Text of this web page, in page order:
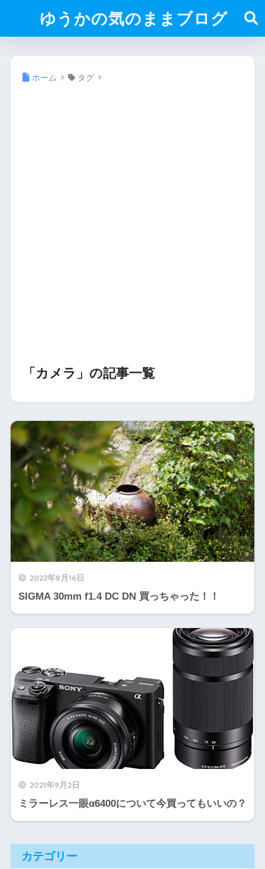
ゆうかの気のままブログ
ホーム タグ
「カメラ」の記事一覧
2022年8月16日
SIGMA 30mm f1.4 DC DN 買っちゃった！！
2021年9月2日
ミラーレス一眼α6400について今買ってもいいの？
カテゴリー